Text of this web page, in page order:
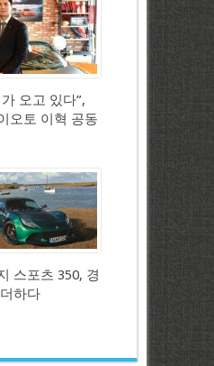
오고 있다”,
오토 이혁 공동
스포츠 350, 경
하다